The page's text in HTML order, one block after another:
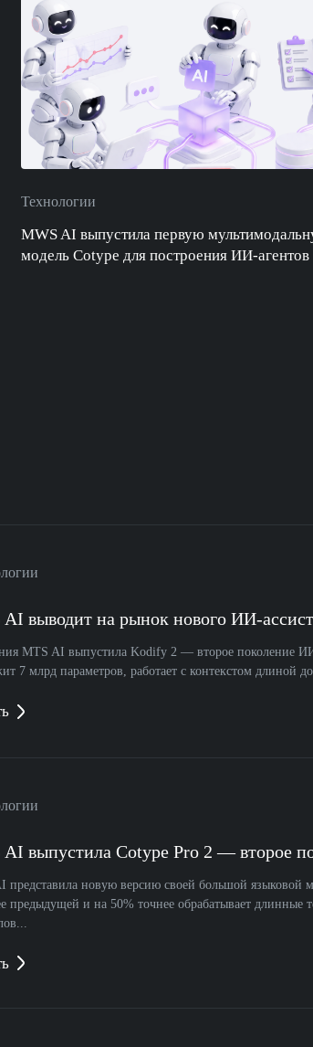
Технологии
MWS AI выпустила первую
модель Cotype для построения ИИ-агентов
выводит на рынок нового ИИ-
MTS AI выпустила Kodify 2 — второе поколение
7 млрд параметров, работает с контекстом длиной
выпустила Cotype Pro 2 — второе
представила новую версию своей большой языковой
предыдущей и на 50% точнее обрабатывает длинные